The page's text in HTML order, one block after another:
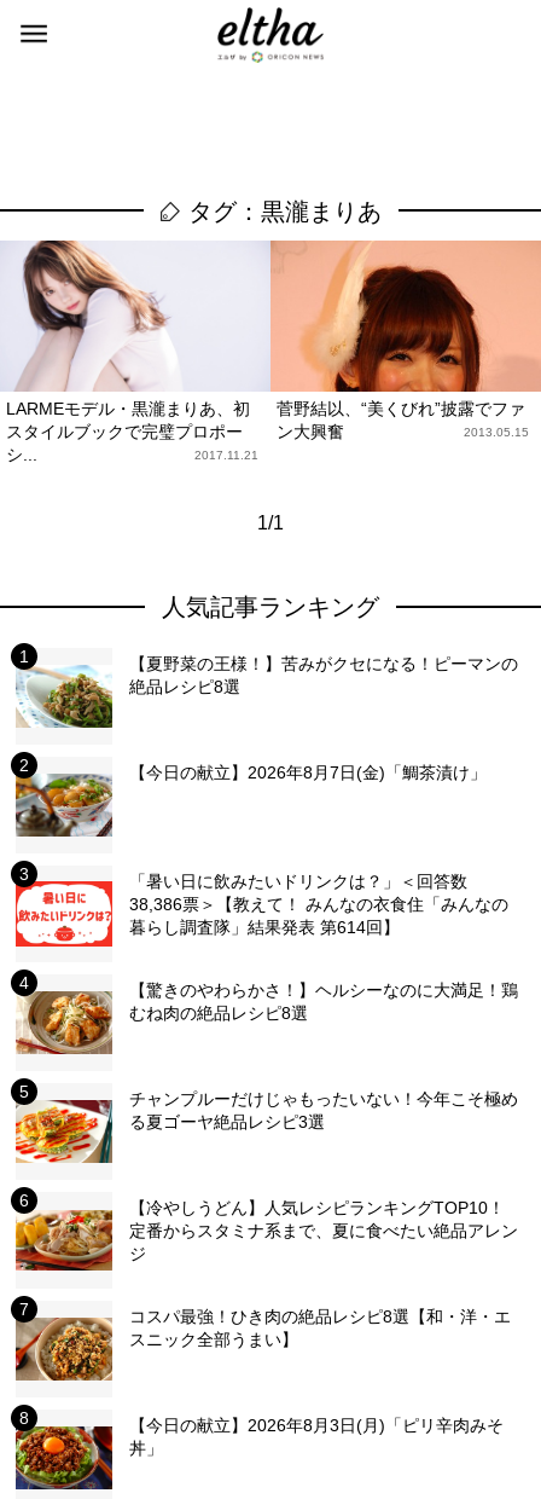
タグ：黒瀧まりあ
LARMEモデル・黒瀧まりあ、初
スタイルブックで完璧プロポー
シ...
2017.11.21
菅野結以、“美くびれ”披露でファ
ン大興奮
2013.05.15
1/1
人気記事ランキング
【夏野菜の王様！】苦みがクセになる！ピーマンの
絶品レシピ8選
【今日の献立】2026年8月7日(金)「鯛茶漬け」
「暑い日に飲みたいドリンクは？」＜回答数
38,386票＞【教えて！ みんなの衣食住「みんなの
暮らし調査隊」結果発表 第614回】
【驚きのやわらかさ！】ヘルシーなのに大満足！鶏
むね肉の絶品レシピ8選
チャンプルーだけじゃもったいない！今年こそ極め
る夏ゴーヤ絶品レシピ3選
【冷やしうどん】人気レシピランキングTOP10！
定番からスタミナ系まで、夏に食べたい絶品アレン
ジ
コスパ最強！ひき肉の絶品レシピ8選【和・洋・エ
スニック全部うまい】
【今日の献立】2026年8月3日(月)「ピリ辛肉みそ
丼」